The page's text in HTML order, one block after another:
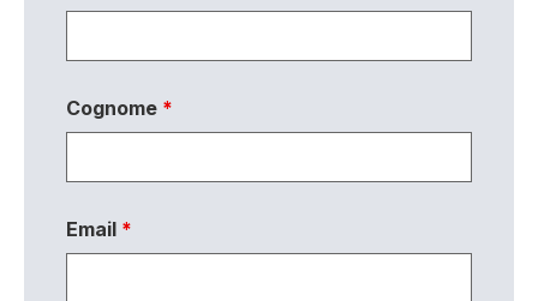
Cognome *
Email *